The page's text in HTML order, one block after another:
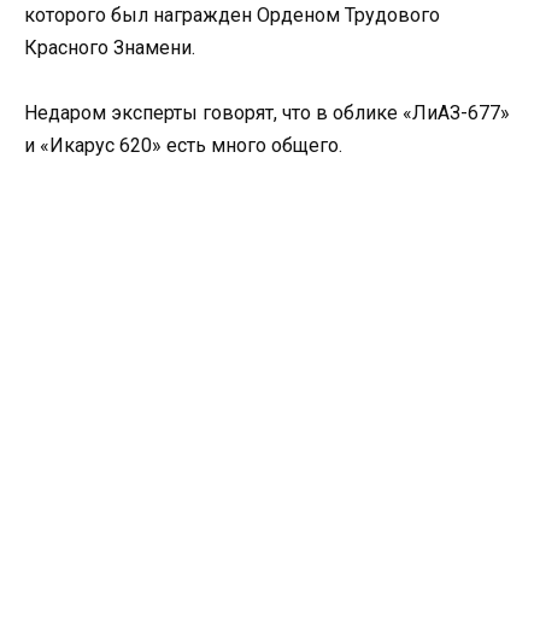
которого был награжден Орденом Трудового
Красного Знамени.
Недаром эксперты говорят, что в облике «ЛиАЗ-677»
и «Икарус 620» есть много общего.